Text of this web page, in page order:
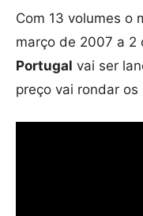
Com 13 volumes o
março de 2007 a 2
Portugal vai ser
preço vai rondar os